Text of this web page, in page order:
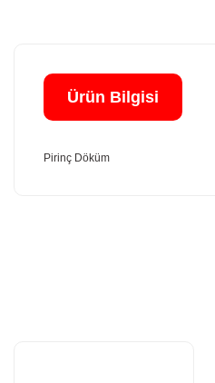
Ürün Bilgisi
Pirinç Döküm